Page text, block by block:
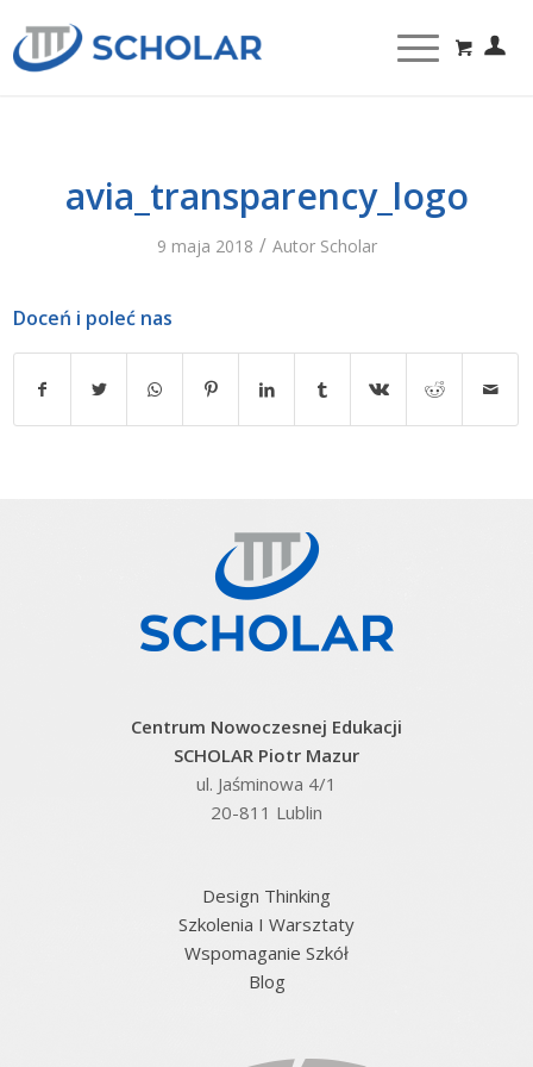
avia_transparency_logo
9 maja 2018 / Autor Scholar
Doceń i poleć nas
Centrum Nowoczesnej Edukacji
SCHOLAR Piotr Mazur
ul. Jaśminowa 4/1
20-811 Lublin
Design Thinking
Szkolenia I Warsztaty
Wspomaganie Szkół
Blog